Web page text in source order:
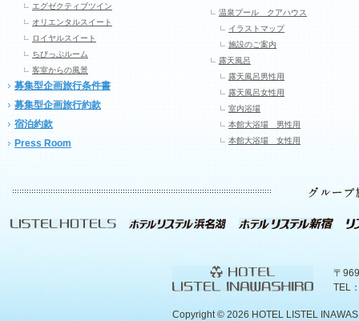
エグゼクティブツイン
オリエンタルスイート
ロイヤルスイート
ちびっぷルーム
客室からの風景
募集型企画旅行条件書
募集型企画旅行約款
宿泊約款
Press Room
温泉プール クアハウス
イラストマップ
施設のご案内
露天風呂
露天風呂男性用
露天風呂女性用
室内浴場
本館大浴場 男性用
本館大浴場 女性用
〒
TEL
Copyright © 2026 HOTEL LISTEL